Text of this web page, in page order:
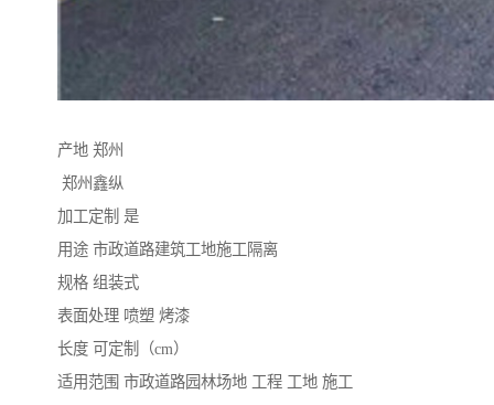
产地 郑州
郑州鑫纵
加工定制 是
用途 市政道路建筑工地施工隔离
规格 组装式
表面处理 喷塑 烤漆
长度 可定制（cm）
适用范围 市政道路园林场地 工程 工地 施工